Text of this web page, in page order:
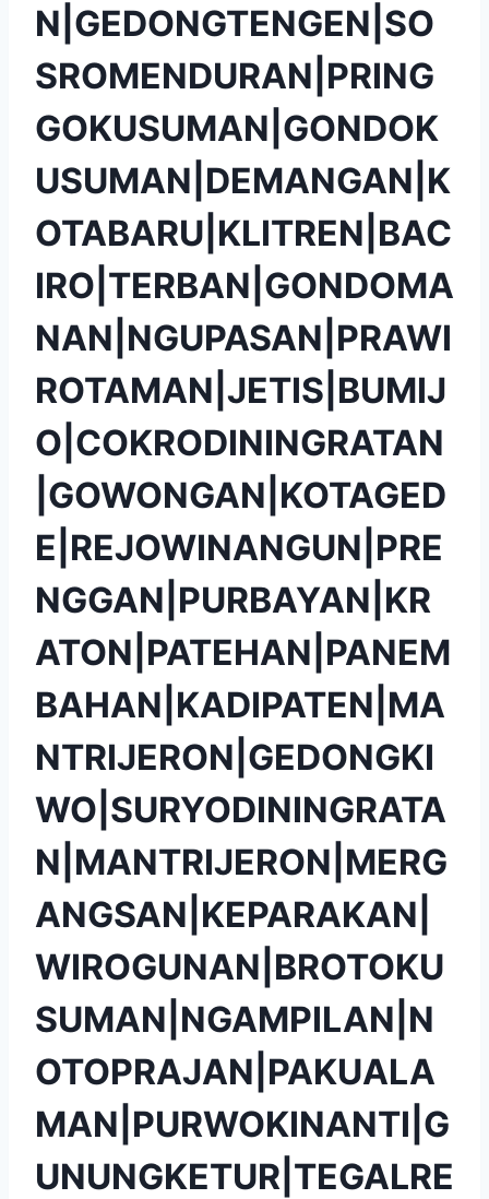
N|GEDONGTENGEN|SO
SROMENDURAN|PRING
GOKUSUMAN|GONDOK
USUMAN|DEMANGAN|K
OTABARU|KLITREN|BAC
IRO|TERBAN|GONDOMA
NAN|NGUPASAN|PRAWI
ROTAMAN|JETIS|BUMIJ
O|COKRODININGRATAN
|GOWONGAN|KOTAGED
E|REJOWINANGUN|PRE
NGGAN|PURBAYAN|KR
ATON|PATEHAN|PANEM
BAHAN|KADIPATEN|MA
NTRIJERON|GEDONGKI
WO|SURYODININGRATA
N|MANTRIJERON|MERG
ANGSAN|KEPARAKAN|
WIROGUNAN|BROTOKU
SUMAN|NGAMPILAN|N
OTOPRAJAN|PAKUALA
MAN|PURWOKINANTI|G
UNUNGKETUR|TEGALRE